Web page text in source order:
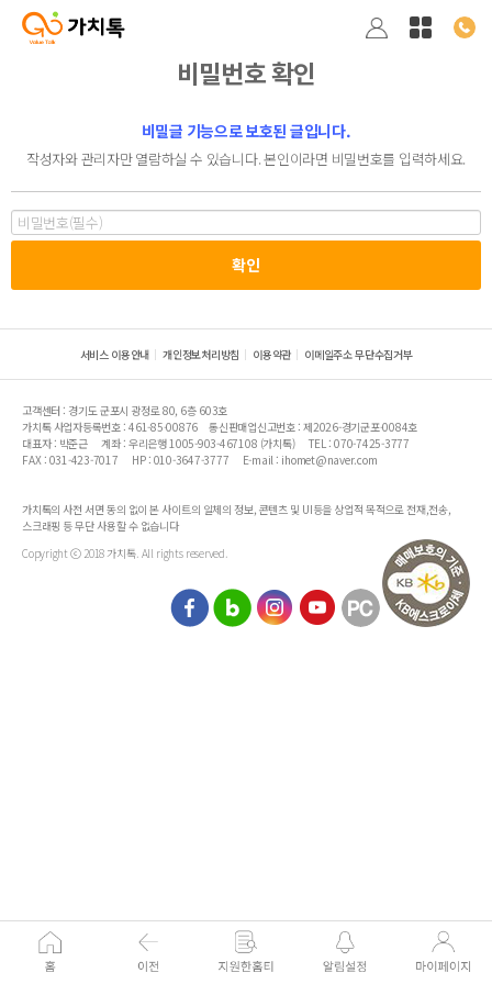
비밀번호 확인
비밀글 기능으로 보호된 글입니다.
작성자와 관리자만 열람하실 수 있습니다. 본인이라면 비밀번호를 입력하세요.
서비스 이용안내 개인정보처리방침 이용약관 이메일주소 무단수집거부
고객센터 : 경기도 군포시 광정로 80, 6층 603호
가치톡 사업자등록번호 : 461-85-00876
통신판매업신고번호 : 제2026-경기군포-0084호
대표자 : 박준근
계좌 : 우리은행 1005-903-467108 (가치톡)
TEL : 070-7425-3777
FAX : 031-423-7017
HP : 010-3647-3777 E-mail : ihomet@naver.com
가치톡의 사전 서면 동의 없이 본 사이트의 일체의 정보, 콘텐츠 및 UI등을 상업적 목적으로 전재,전송,
스크래핑 등 무단 사용할 수 없습니다
Copyright ⓒ 2018 가치톡. All rights reserved.